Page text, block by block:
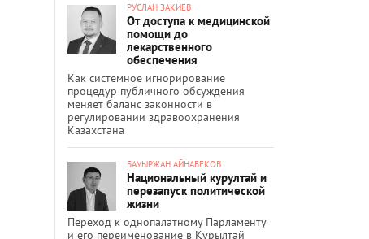
РУСЛАН ЗАКИЕВ
От доступа к медицинской
помощи до
лекарственного
обеспечения
Как системное игнорирование
процедур публичного обсуждения
меняет баланс законности в
регулировании здравоохранения
Казахстана
БАУЫРЖАН АЙНАБЕКОВ
Национальный курултай и
перезапуск политической
жизни
Переход к однопалатному Парламенту
и его переименование в Құрылтай